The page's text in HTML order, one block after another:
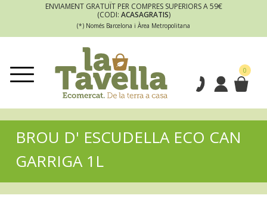
ENVIAMENT GRATUÏT PER COMPRES SUPERIORS A 59€
(CODI: ACASAGRATIS)
(*) Només Barcelona i Àrea Metropolitana
0
BROU D' ESCUDELLA ECO CAN
GARRIGA 1L